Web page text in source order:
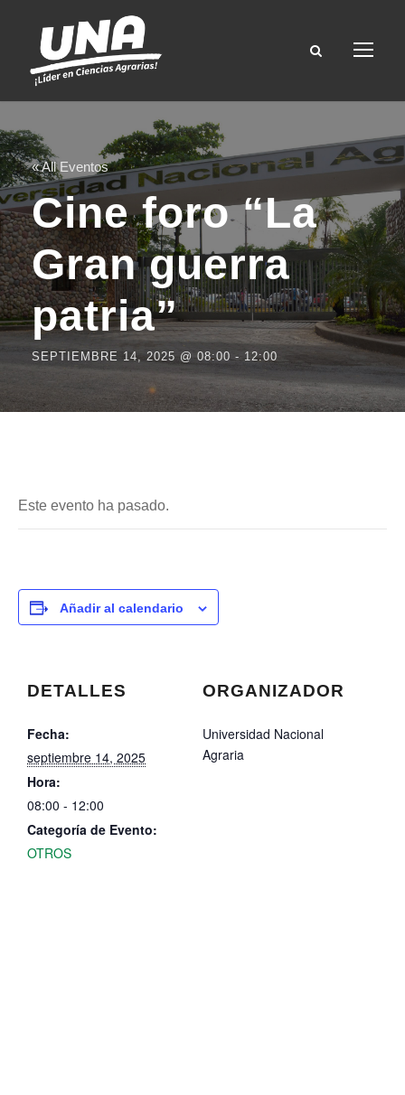
« All Eventos
Cine foro “La
Gran guerra
patria”
SEPTIEMBRE 14, 2025 @ 08:00 - 12:00
Este evento ha pasado.
Añadir al calendario
DETALLES
Fecha:
septiembre 14, 2025
Hora:
08:00 - 12:00
Categoría de Evento:
OTROS
ORGANIZADOR
Universidad Nacional
Agraria